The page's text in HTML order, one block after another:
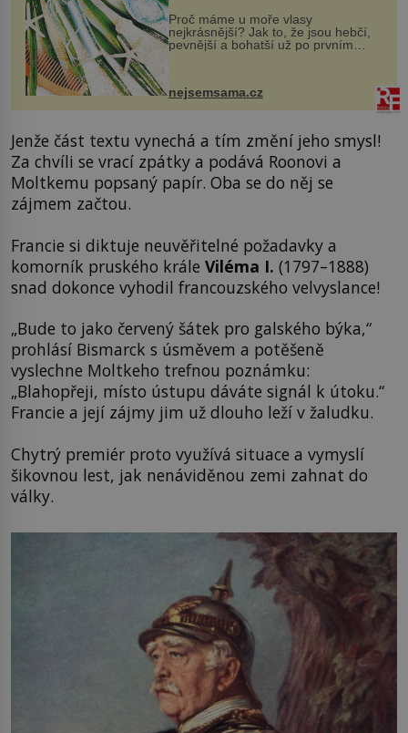
Proč máme u moře vlasy
nejkrásnější? Jak to, že jsou hebčí,
pevnější a bohatší už po prvním
vlasy. ...
nejsemsama.cz
Jenže část textu vynechá a tím změní jeho smysl!
Za chvíli se vrací zpátky a podává Roonovi a
Moltkemu popsaný papír. Oba se do něj se
zájmem začtou.
Francie si diktuje neuvěřitelné požadavky a
komorník pruského krále Viléma I. (1797–1888)
snad dokonce vyhodil francouzského velvyslance!
„Bude to jako červený šátek pro galského býka,“
prohlásí Bismarck s úsměvem a potěšeně
vyslechne Moltkeho trefnou poznámku:
„Blahopřeji, místo ústupu dáváte signál k útoku.“
Francie a její zájmy jim už dlouho leží v žaludku.
Chytrý premiér proto využívá situace a vymyslí
šikovnou lest, jak nenáviděnou zemi zahnat do
války.